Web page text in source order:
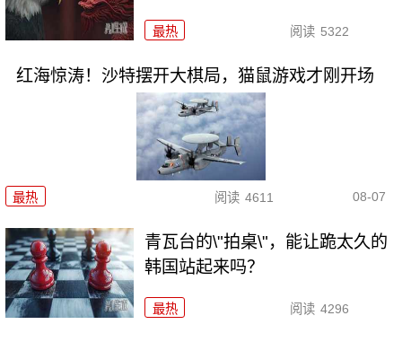
最热 阅读 5322
红海惊涛！沙特摆开大棋局，猫鼠游戏才刚开场
最热 阅读 4611 08-07
青瓦台的\"拍桌\"，能让跪太久的
韩国站起来吗？
最热 阅读 4296